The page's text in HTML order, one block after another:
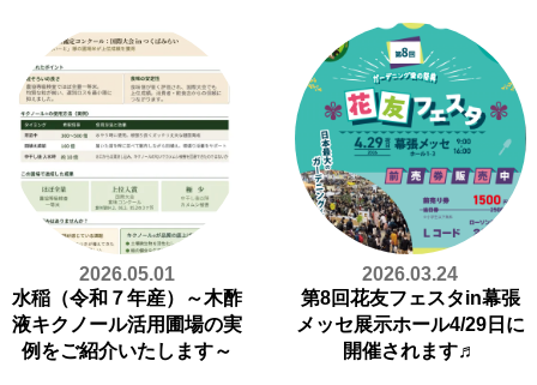
2026.05.01
水稲（令和７年産）～木酢
液キクノール活用圃場の実
例をご紹介いたします～
2026.03.24
第8回花友フェスタin幕張
メッセ展示ホール4/29日に
開催されます♬